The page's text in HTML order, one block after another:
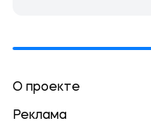
О проекте
Реклама